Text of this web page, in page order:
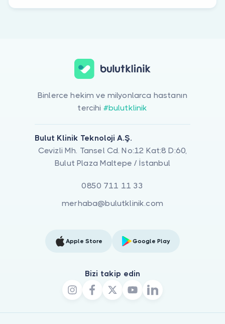
Binlerce hekim ve milyonlarca hastanın
tercihi #bulutklinik
Bulut Klinik Teknoloji A.Ş.
Cevizli Mh. Tansel Cd. No:12 Kat:8 D:60,
Bulut Plaza Maltepe / İstanbul
0850 711 11 33
merhaba@bulutklinik.com
Apple Store Google Play
Bizi takip edin